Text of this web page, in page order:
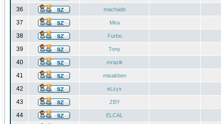
36 machado
37 Mira
38 Furbo
39 Tony
40 mrazik
41 misakben
42 eLzyx
43 ZBY
44 ELCAL